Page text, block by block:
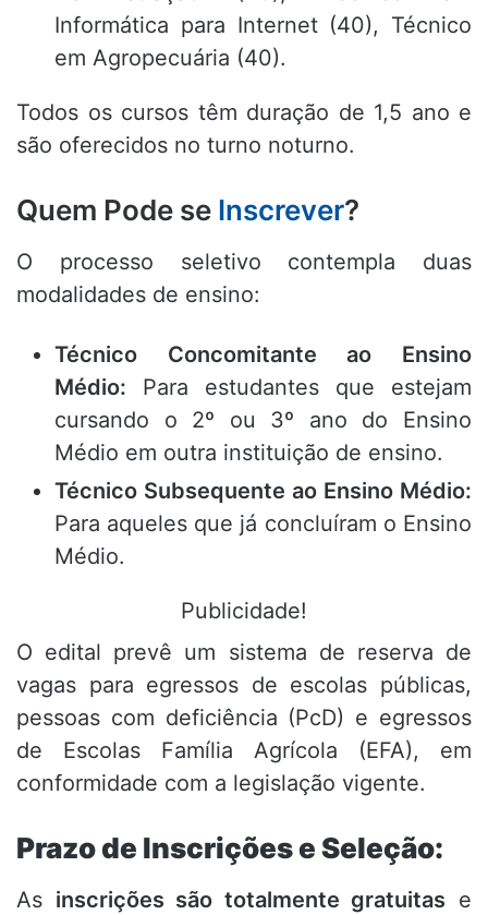
Informática para Internet (40), Técnico
em Agropecuária (40).
Todos os cursos têm duração de 1,5 ano e
são oferecidos no turno noturno.
Quem Pode se Inscrever?
O processo seletivo contempla duas
modalidades de ensino:
Técnico Concomitante ao Ensino
Médio: Para estudantes que estejam
cursando o 2º ou 3º ano do Ensino
Médio em outra instituição de ensino.
Técnico Subsequente ao Ensino Médio:
Para aqueles que já concluíram o Ensino
Médio.
Publicidade!
O edital prevê um sistema de reserva de
vagas para egressos de escolas públicas,
pessoas com deficiência (PcD) e egressos
de Escolas Família Agrícola (EFA), em
conformidade com a legislação vigente.
Prazo de Inscrições e Seleção:
As inscrições são totalmente gratuitas e